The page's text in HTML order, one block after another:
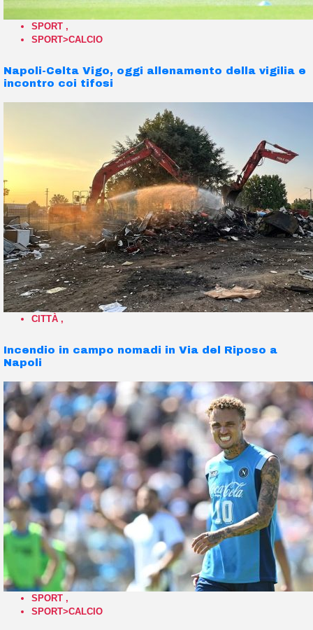
SPORT ,
SPORT>CALCIO
Napoli-Celta Vigo, oggi allenamento della vigilia e
incontro coi tifosi
CITTÀ ,
Incendio in campo nomadi in Via del Riposo a
Napoli
SPORT ,
SPORT>CALCIO